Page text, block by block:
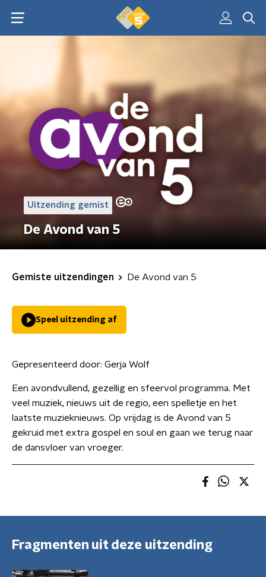
Uitzending gemist
De Avond van 5
Gemiste uitzendingen De Avond van 5
Speel uitzending af
Gepresenteerd door: Gerja Wolf
Een avondvullend, gezellig en sfeervol programma. Met
veel muziek, nieuws uit de regio, een spelletje en het
laatste muzieknieuws. Op vrijdag is de Avond van 5
gekruid met extra gospel en soul en gaan we terug naar
de dansvloer van vroeger.
Fragmenten uit deze uitzending